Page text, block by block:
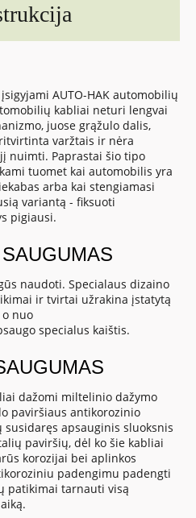
AUTO-HAK automobilių
kabliai neturi lengvai
juose grąžulo dalis,
varžtais ir nėra
nuimti. Paprastai šio tipo
tuomet kai automobilis yra
arba kai stengiamasi
variantą - fiksuoti
pigiausi.
naudoti. Specialaus dizaino
ir tvirtai užrakina įstatytą
nuo
specialus kaištis.
dažomi miltelinio dažymo
paviršiaus antikorozinio
apsauginis sluoksnis
paviršių, dėl ko šie kabliai
korozijai bei aplinkos
padengimu padengti
patikimai tarnauti visą